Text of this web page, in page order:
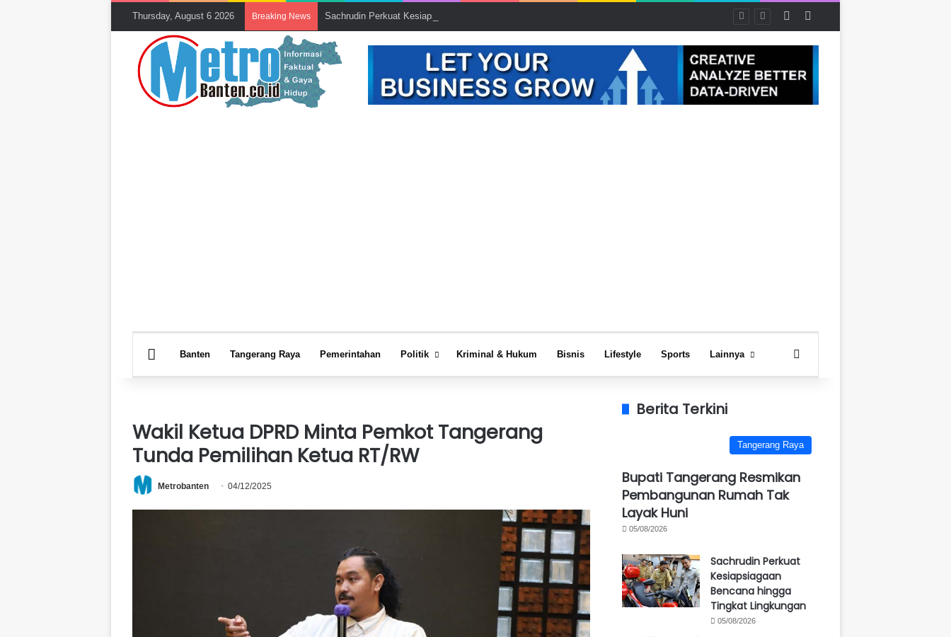
Thursday, August 6 2026 Breaking News Sachrudin Perkuat Kesiapsiagaan Bencana hingga Tingkat Lingkungan Random Article
HOMEBanten Tangerang Raya Pemerintahan Politik Kriminal & Hukum Bisnis Lifestyle Sports Lainnya
Wakil Ketua DPRD Minta Pemkot Tangerang
Tunda Pemilihan Ketua RT/RW
Metrobanten 04/12/2025
Berita Terkini
Tangerang Raya
Bupati Tangerang Resmikan
Pembangunan Rumah Tak
Layak Huni
05/08/2026
Sachrudin Perkuat
Kesiapsiagaan
Bencana hingga
Tingkat Lingkungan
05/08/2026